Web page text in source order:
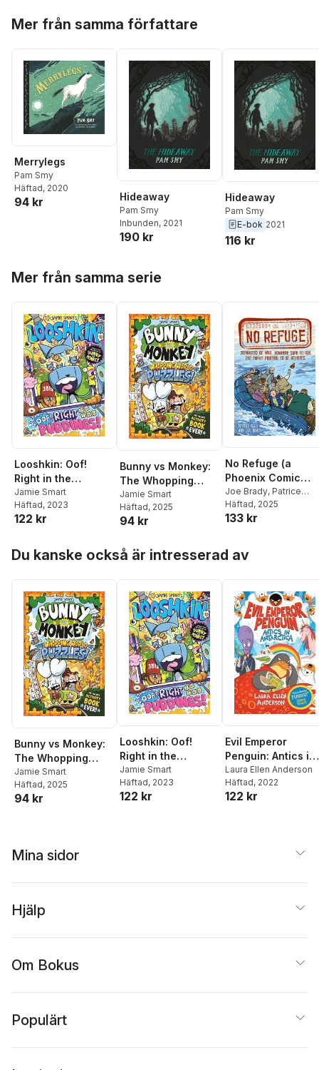
Mer från samma författare
Merrylegs
Pam Smy
Häftad, 2020
94 kr Hideaway
Pam Smy
Inbunden, 2021
190 kr
Hideaway
Pam Smy
E-bok 2021
116 kr
Mer från samma serie
Looshkin: Oof!
Right in the
Puddings! (a
Phoenix Comic
Book, from the
selling creative
genius Jamie
Smart)
Jamie Smart
Häftad, 2023
122 kr
Bunny vs Monkey:
The Whopping
World of Puzzles (a
Phoenix Comic
Book, from the
selling creative
Smart)
Jamie Smart
Häftad, 2025
94 kr
No Refuge (a
Phoenix Comic
Book, and eagerly
awaited follow-up
to No Country)
Joe Brady, Patrice
Aggs
Häftad, 2025
133 kr
Du kanske också är intresserad av
Bunny vs Monkey:
The Whopping
World of Puzzles (a
Phoenix Comic
Book, from the
Smart)
Jamie Smart
Häftad, 2025
94 kr
Looshkin: Oof!
Right in the
Puddings! (a
Phoenix Comic
Book, from the
Jamie Smart
Häftad, 2023
122 kr
Evil Emperor
Penguin: Antics in
Antarctica
Laura Ellen Anderson
Häftad, 2022
122 kr
Mina sidor
Hjälp
Om Bokus
Populärt